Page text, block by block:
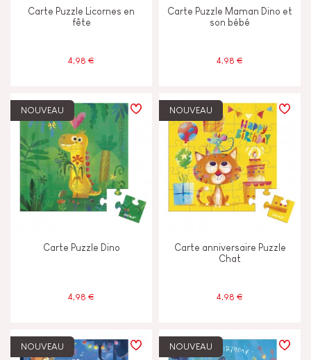
Carte Puzzle Licornes en
fête
4,98 €
Carte Puzzle Maman Dino et
son bébé
4,98 €
NOUVEAU
Carte Puzzle Dino
4,98 €
NOUVEAU
Carte anniversaire Puzzle
Chat
4,98 €
NOUVEAU NOUVEAU